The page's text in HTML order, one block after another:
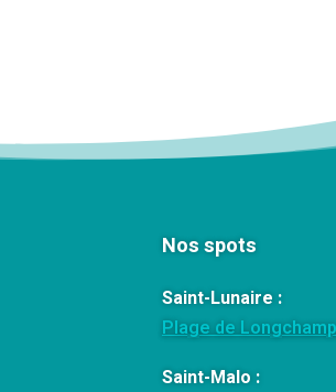
Nos spots
Saint-Lunaire :
Plage de
Saint-Malo :